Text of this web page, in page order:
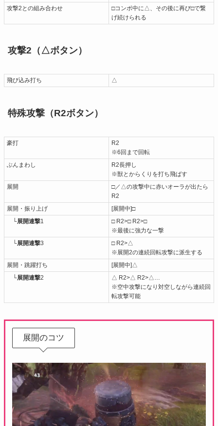
攻撃2との組み合わせ
□コンボ中に△、その後に再び□で繋
げ続けられる
攻撃2（△ボタン）
飛び込み打ち △
特殊攻撃（R2ボタン）
豪打
R2
※6回まで回転
ぶんまわし
R2長押し
※獣とからくりを打ち飛ばす
展開
□／△の攻撃中に赤いオーラが出たら
R2
展開・振り上げ
[展開中]□
└展開連撃1
□ R2>□ R2>□
※最後に強力な一撃
└展開連撃3
□ R2>△
※展開2の連続回転攻撃に派生する
展開・跳躍打ち
[展開中]△
└展開連撃2
△ R2>△ R2>△…
※空中攻撃になり対空しながら連続回
転攻撃可能
展開のコツ